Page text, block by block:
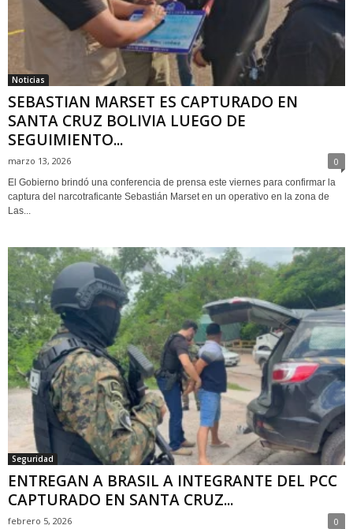
Noticias
SEBASTIAN MARSET ES CAPTURADO EN
SANTA CRUZ BOLIVIA LUEGO DE
SEGUIMIENTO...
marzo 13, 2026 0
El Gobierno brindó una conferencia de prensa este viernes para confirmar la
captura del narcotraficante Sebastián Marset en un operativo en la zona de
Las...
Seguridad
ENTREGAN A BRASIL A INTEGRANTE DEL PCC
CAPTURADO EN SANTA CRUZ...
febrero 5, 2026 0